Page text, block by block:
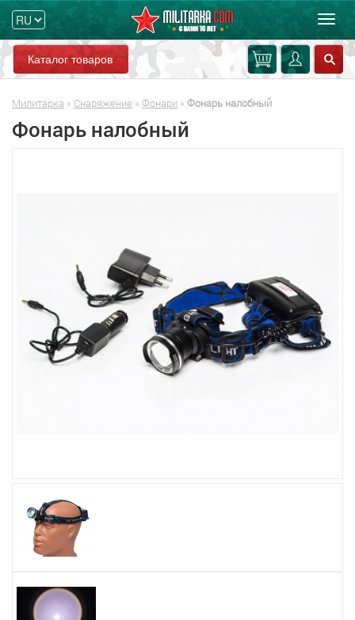
Каталог товаров
Милитарка » Снаряжение » Фонари » Фонарь налобный
Фонарь налобный